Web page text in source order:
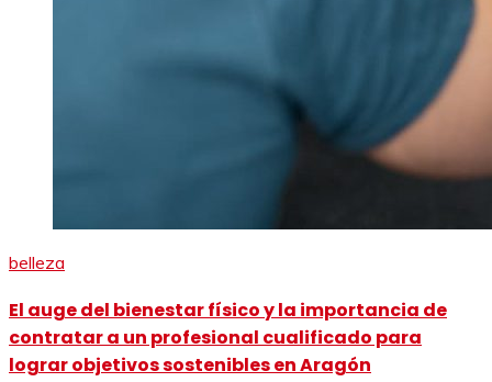
belleza
El auge del bienestar físico y la importancia de
contratar a un profesional cualificado para
lograr objetivos sostenibles en Aragón